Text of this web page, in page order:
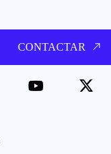
CONTACTAR